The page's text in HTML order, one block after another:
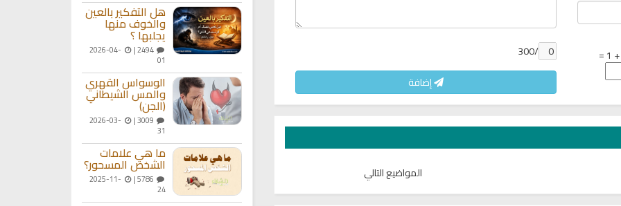
/300
إضافة
المواضيع التالي
هل التفكير بالعين
والخوف منها
يجلبها ؟
2026-04-
01
الوسواس القهري
والمس الشيطاني
(الجن)
2026-03-
31
ما هي علامات
الشخص المسحور؟
2025-11-
24